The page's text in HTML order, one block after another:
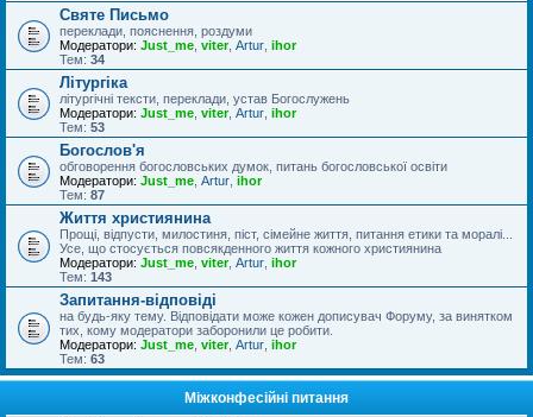
Святе Письмо
переклади, пояснення, роздуми
Модератори: Just_me viter, Artur ihor
Тем: 34
Літургіка
літургічні тексти, переклади, устав Богослужень
Модератори: Just_me viter, Artur ihor
Тем: 53
Богослов'я
обговорення богословських думок, питань богословської освіти
Модератори: Just_me Artur ihor
Тем: 87
Життя християнина
Прощі, відпусти, милостиня, піст, сімейне життя, питання етики та моралі...
Усе, що стосується повсякденного життя кожного християнина
Модератори: Just_me viter, Artur ihor
Тем: 143
Запитання-відповіді
на будь-яку тему. Відповідати може кожен дописувач Форуму, за винятком
тих, кому модератори заборонили це робити.
Модератори: Just_me viter, Artur ihor
Тем: 63
Міжконфесійні питання